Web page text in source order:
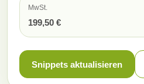
MwSt.
199,50 €
Snippets aktualisieren